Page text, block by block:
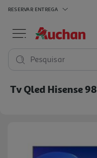
RESERVAR ENTREGA
Pesquisar
Tv Qled Hisense